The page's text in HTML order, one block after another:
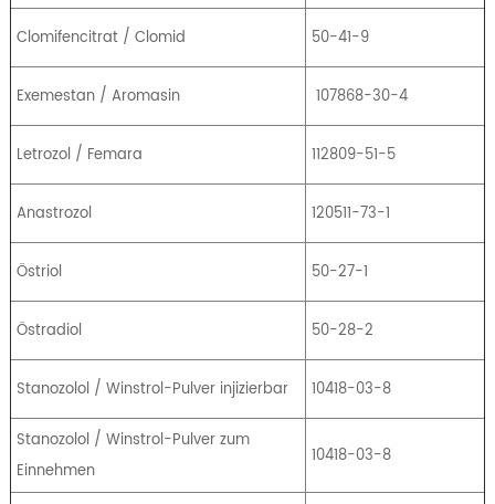
Clomifencitrat / Clomid 50-41-9
Exemestan / Aromasin 107868-30-4
Letrozol / Femara 112809-51-5
Anastrozol 120511-73-1
Östriol 50-27-1
Östradiol 50-28-2
Stanozolol / Winstrol-Pulver injizierbar 10418-03-8
Stanozolol / Winstrol-Pulver zum
Einnehmen
10418-03-8